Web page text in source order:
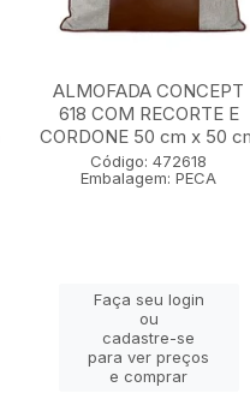
ALMOFADA CONCEPT
618 COM RECORTE E
CORDONE 50 cm x 50
Código: 472618
Embalagem: PECA
Faça seu login
ou
cadastre-se
para ver preços
e comprar